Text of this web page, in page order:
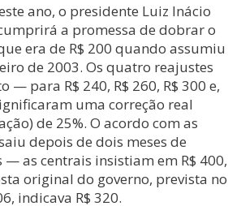
ano, o presidente Luiz Inácio
a promessa de dobrar o
era de R$ 200 quando assumiu
de 2003. Os quatro reajustes
— para R$ 240, R$ 260, R$ 300 e,
uma correção real
de 25%. O acordo com as
depois de dois meses de
— as centrais insistiam em R$ 400,
original do governo, prevista no
indicava R$ 320.